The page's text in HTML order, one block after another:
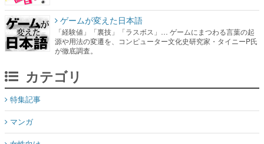
ゲームが変えた日本語
「経験値」「裏技」「ラスボス」… ゲームにまつわる言葉の起
源や用法の変遷を、コンピューター文化史研究家・タイニーP氏
が徹底調査。
カテゴリ
特集記事
マンガ